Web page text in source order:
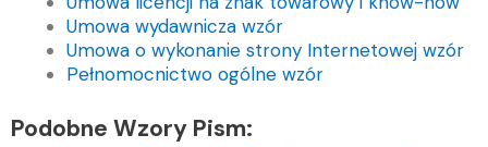
Umowa wydawnicza wzór
Umowa o wykonanie strony Internetowej wzór
Pełnomocnictwo ogólne wzór
Podobne Wzory Pism: